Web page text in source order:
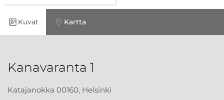
Kuvat Kartta
Kanavaranta 1
Katajanokka 00160, Helsinki